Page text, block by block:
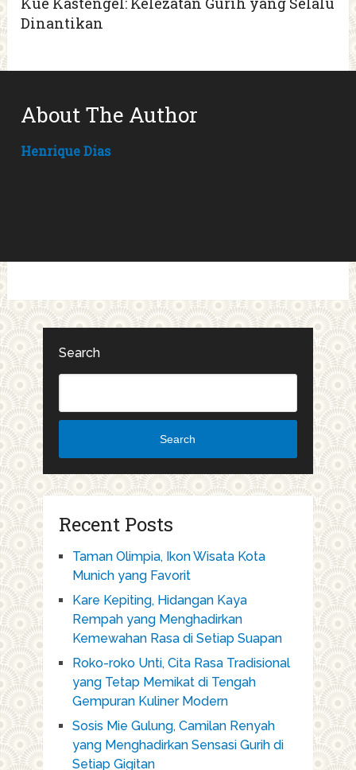
Dinantikan
About The Author
Henrique Dias
Search
Search
Recent Posts
Taman Olimpia, Ikon Wisata Kota
Munich yang Favorit
Kare Kepiting, Hidangan Kaya
Rempah yang Menghadirkan
Kemewahan Rasa di Setiap Suapan
Roko-roko Unti, Cita Rasa Tradisional
yang Tetap Memikat di Tengah
Gempuran Kuliner Modern
Sosis Mie Gulung, Camilan Renyah
yang Menghadirkan Sensasi Gurih di
Setiap Gigitan